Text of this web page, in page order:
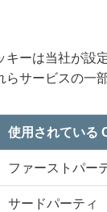
ーは当社が設
サービスの一
使用されている
ファーストパー
サードパーティ